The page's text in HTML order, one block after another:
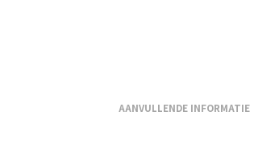
AANVULLENDE INFORMATIE